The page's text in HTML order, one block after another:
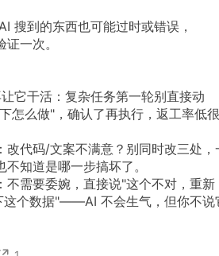
搜到的东西也可能过时或错误，
一次。
它干活：复杂任务第一轮别直接动
怎么做"，确认了再执行，返工率低很
改代码/文案不满意？别同时改三处，
知道是哪一步搞坏了。
不需要委婉，直接说"这个不对，重新
这个数据"——AI 不会生气，但你不说